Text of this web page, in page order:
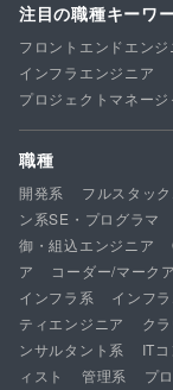
注目の職種キーワ
フロントエンドエンジ
インフラエンジニア
プロジェクトマネージ
職種
開発系 フルスタッ
ン系SE・プログラマ
御・組込エンジニア
ア
コーダー/マーク
インフラ系
インフ
ティエンジニア
ク
ンサルタント系
IT
ィスト
管理系 プ